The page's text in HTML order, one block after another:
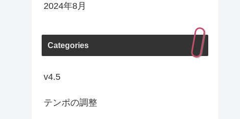
2024年8月
Categories
v4.5
テンポの調整